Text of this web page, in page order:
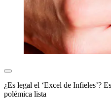
¿Es legal el ‘Excel de Infieles’?
polémica lista